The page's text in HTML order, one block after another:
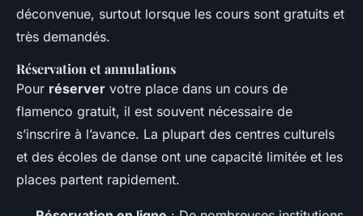
déconvenue, surtout lorsque les cours sont gratuits et
très demandés.
Réservation et annulations
Pour réserver votre place dans un cours de
flamenco gratuit, il est souvent nécessaire de
s’inscrire à l’avance. La plupart des centres culturels
et des écoles de danse ont une capacité limitée et les
places partent rapidement.